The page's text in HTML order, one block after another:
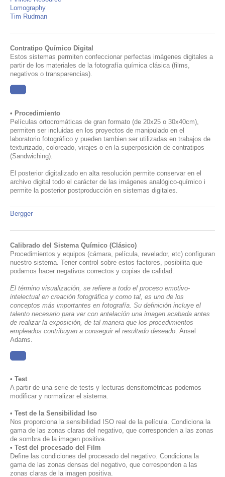
Lomography
Tim Rudman
Contratipo Químico Digital
Estos sistemas permiten confeccionar perfectas imágenes digitales a
partir de los materiales de la fotografía química clásica (films,
negativos o transparencias).
• Procedimiento
Películas ortocromáticas de gran formato (de 20x25 o 30x40cm),
permiten ser incluidas en los proyectos de manipulado en el
laboratorio fotográfico y pueden tambien ser utilizadas en trabajos de
texturizado, coloreado, virajes o en la superposición de contratipos
(Sandwiching).
El posterior digitalizado en alta resolución permite conservar en el
archivo digital todo el carácter de las imágenes analógico-químico i
permite la posterior postproducción en sistemas digitales.
Bergger
Calibrado del Sistema Químico (Clásico)
Procedimientos y equipos (cámara, película, revelador, etc) configuran
nuestro sistema. Tener control sobre estos factores, posibilita que
podamos hacer negativos correctos y copias de calidad.
El término visualización, se refiere a todo el proceso emotivo-
intelectual en creación fotográfica y como tal, es uno de los
conceptos más importantes en fotografía. Su definición incluye el
talento necesario para ver con antelación una imagen acabada antes
de realizar la exposición, de tal manera que los procedimientos
empleados contribuyan a conseguir el resultado deseado. Ansel
Adams.
• Test
A partir de una serie de tests y lecturas densitométricas podemos
modificar y normalizar el sistema.
• Test de la Sensibilidad Iso
Nos proporciona la sensibilidad ISO real de la película. Condiciona la
gama de las zonas claras del negativo, que corresponden a las zonas
de sombra de la imagen positiva.
• Test del procesado del Film
Define las condiciones del procesado del negativo. Condiciona la
gama de las zonas densas del negativo, que corresponden a las
zonas claras de la imagen positiva.